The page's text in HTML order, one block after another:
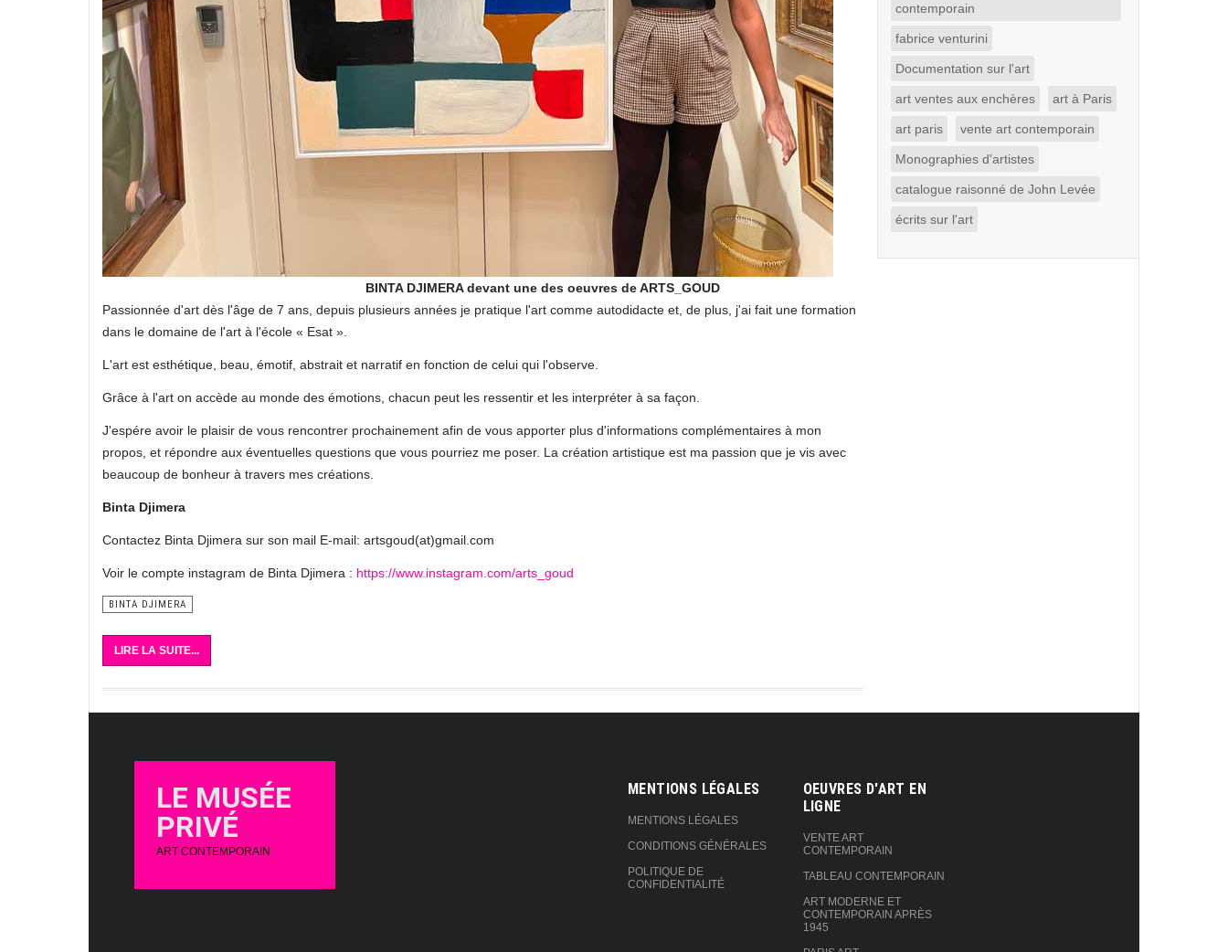
BINTA DJIMERA devant une des oeuvres de ARTS_GOUD
Passionnée d'art dès l'âge de 7 ans, depuis plusieurs années je pratique l'art comme autodidacte et, de plus, j'ai fait une formation
dans le domaine de l'art à l'école « Esat ».
L'art est esthétique, beau, émotif, abstrait et narratif en fonction de celui qui l'observe.
Grâce à l'art on accède au monde des émotions, chacun peut les ressentir et les interpréter à sa façon.
J'espére avoir le plaisir de vous rencontrer prochainement afin de vous apporter plus d'informations complémentaires à mon
propos, et répondre aux éventuelles questions que vous pourriez me poser. La création artistique est ma passion que je vis avec
beaucoup de bonheur à travers mes créations.
Binta Djimera
Contactez Binta Djimera sur son mail E-mail: artsgoud(at)gmail.com
Voir le compte instagram de Binta Djimera : https://www.instagram.com/arts_goud
BINTA DJIMERA
LIRE LA SUITE...
contemporain
fabrice venturini
Documentation sur l'art
art ventes aux enchères art à Paris
art paris vente art contemporain
Monographies d'artistes
catalogue raisonné de John Levée
écrits sur l'art
LE MUSÉE
PRIVÉ
ART CONTEMPORAIN
MENTIONS LÉGALES
MENTIONS LÉGALES
CONDITIONS GÉNÉRALES
POLITIQUE DE
CONFIDENTIALITÉ
OEUVRES D'ART EN
LIGNE‎
VENTE ART
CONTEMPORAIN
TABLEAU CONTEMPORAIN
ART MODERNE ET
CONTEMPORAIN APRÈS
1945